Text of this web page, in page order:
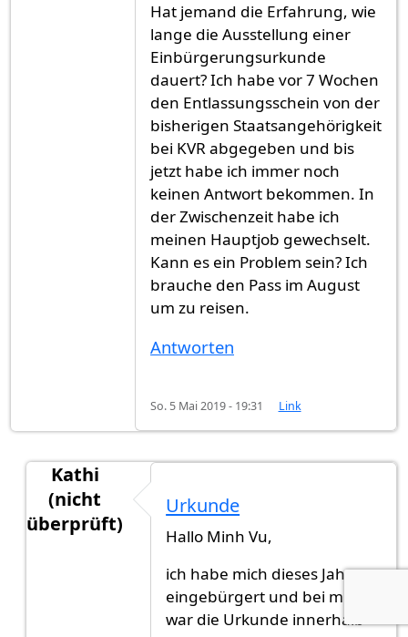
Hat jemand die Erfahrung, wie
lange die Ausstellung einer
Einbürgerungsurkunde
dauert? Ich habe vor 7 Wochen
den Entlassungsschein von der
bisherigen Staatsangehörigkeit
bei KVR abgegeben und bis
jetzt habe ich immer noch
keinen Antwort bekommen. In
der Zwischenzeit habe ich
meinen Hauptjob gewechselt.
Kann es ein Problem sein? Ich
brauche den Pass im August
um zu reisen.
Antworten
So. 5 Mai 2019 - 19:31 Link
Kathi
(nicht
überprüft)
UrkundevonMinh Vu (nicht
Urkunde
Hallo Minh Vu,
ich habe mich dieses Jahr
eingebürgert und bei mir
war die Urkunde innerhalb